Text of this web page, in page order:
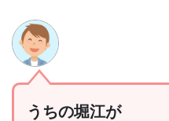
うちの堀江が